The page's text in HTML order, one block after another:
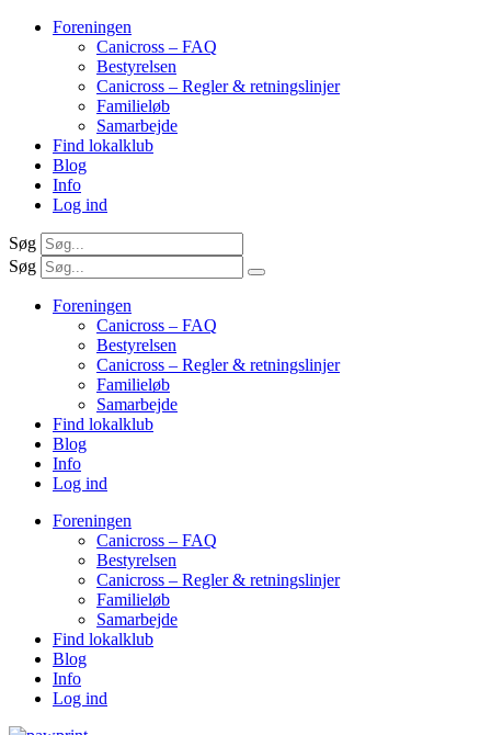
Foreningen
Canicross – FAQ
Bestyrelsen
Canicross – Regler & retningslinjer
Familieløb
Samarbejde
Find lokalklub
Blog
Info
Log ind
Søg
Søg
Foreningen
Canicross – FAQ
Bestyrelsen
Canicross – Regler & retningslinjer
Familieløb
Samarbejde
Find lokalklub
Blog
Info
Log ind
Foreningen
Canicross – FAQ
Bestyrelsen
Canicross – Regler & retningslinjer
Familieløb
Samarbejde
Find lokalklub
Blog
Info
Log ind